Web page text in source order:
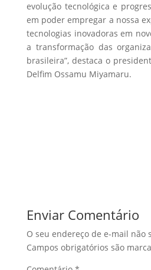
evolução tecnológica e
em poder empregar a nossa
tecnologias inovadoras em
a transformação das
brasileira”, destaca o
Delfim Ossamu Miyamaru.
Enviar Comentário
O seu endereço de e-mail não
Campos obrigatórios são